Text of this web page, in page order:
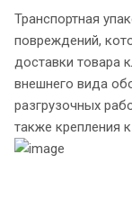
Транспортная
повреждений,
доставки товара
внешнего вида
разгрузочных
также крепления